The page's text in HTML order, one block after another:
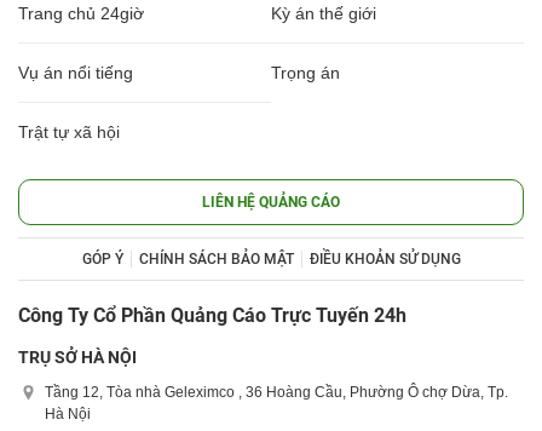
Trang chủ 24giờ Kỳ án thế giới
Vụ án nổi tiếng Trọng án
Trật tự xã hội
LIÊN HỆ QUẢNG CÁO
GÓP Ý CHÍNH SÁCH BẢO MẬT ĐIỀU KHOẢN SỬ DỤNG
Công Ty Cổ Phần Quảng Cáo Trực Tuyến 24h
TRỤ SỞ HÀ NỘI
Tầng 12, Tòa nhà Geleximco , 36 Hoàng Cầu, Phường Ô chợ Dừa, Tp.
Hà Nội